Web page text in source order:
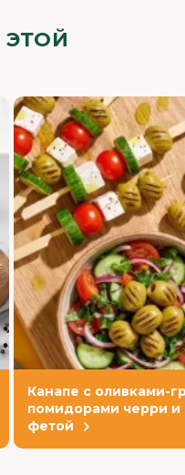
Канапе с оливками-
помидорами черри и
фетой